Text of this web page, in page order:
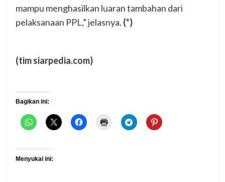
mampu menghasilkan luaran tambahan dari
pelaksanaan PPL,” jelasnya. (*)
(tim siarpedia.com)
Bagikan ini:
Menyukai ini: